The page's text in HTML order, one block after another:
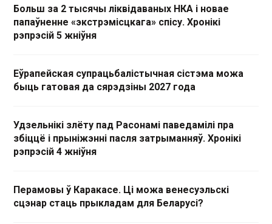
Больш за 2 тысячы ліквідаваных НКА і новае
папаўненне «экстрэмісцкага» спісу. Хронікі
рэпрэсій 5 жніўня
Еўрапейская супрацьбалістычная сістэма можа
быць гатовая да сярэдзіны 2027 года
Удзельнікі злёту пад Расонамі паведамілі пра
збіццё і прыніжэнні пасля затрыманняў. Хронікі
рэпрэсій 4 жніўня
Перамовы ў Каракасе. Ці можа венесуэльскі
сцэнар стаць прыкладам для Беларусі?